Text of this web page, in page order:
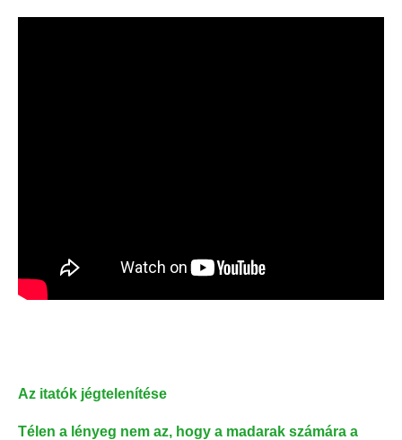
Az itatók jégtelenítése
Télen a lényeg nem az, hogy a madarak számára a